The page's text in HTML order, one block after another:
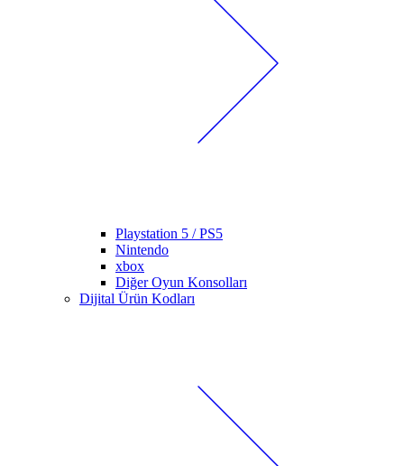
Playstation 5 / PS5
Nintendo
xbox
Diğer Oyun Konsolları
Dijital Ürün Kodları